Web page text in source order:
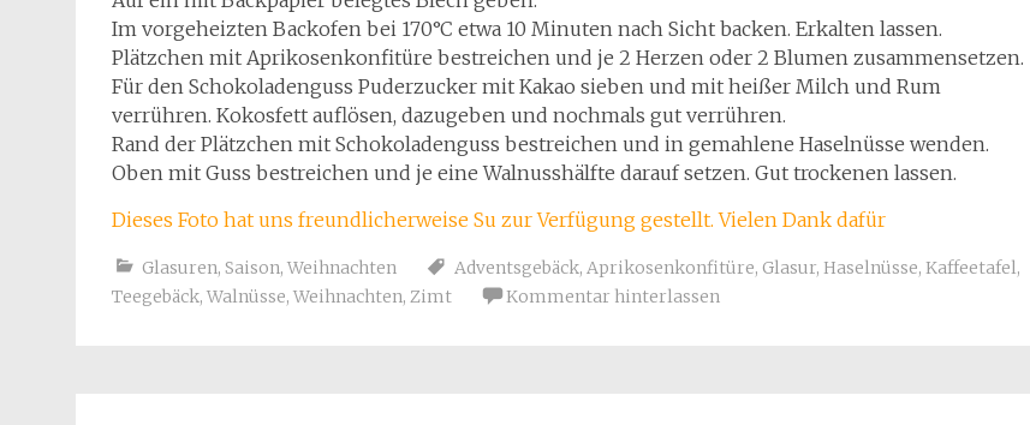
Im vorgeheizten Backofen bei 170°C etwa 10 Minuten nach Sicht backen. Erkalten lassen.
Plätzchen mit Aprikosenkonfitüre bestreichen und je 2 Herzen oder 2 Blumen zusammensetzen.
Für den Schokoladenguss Puderzucker mit Kakao sieben und mit heißer Milch und Rum
verrühren. Kokosfett auflösen, dazugeben und nochmals gut verrühren.
Rand der Plätzchen mit Schokoladenguss bestreichen und in gemahlene Haselnüsse wenden.
Oben mit Guss bestreichen und je eine Walnusshälfte darauf setzen. Gut trockenen lassen.
Dieses Foto hat uns freundlicherweise Su zur Verfügung gestellt. Vielen Dank dafür
Glasuren, Saison, Weihnachten Adventsgebäck, Aprikosenkonfitüre, Glasur, Haselnüsse, Kaffeetafel,
Teegebäck, Walnüsse, Weihnachten, Zimt Kommentar hinterlassen